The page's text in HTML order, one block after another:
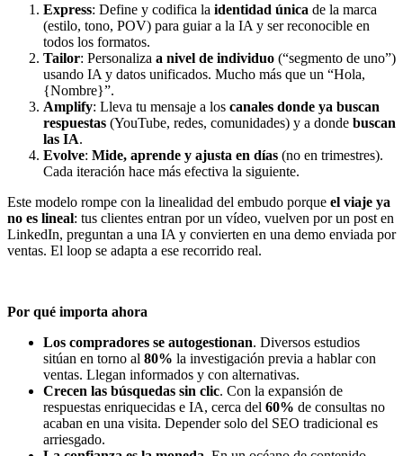
Express: Define y codifica la identidad única de la marca
(estilo, tono, POV) para guiar a la IA y ser reconocible en
todos los formatos.
Tailor: Personaliza a nivel de individuo (“segmento de uno”)
usando IA y datos unificados. Mucho más que un “Hola,
{Nombre}”.
Amplify: Lleva tu mensaje a los canales donde ya buscan
respuestas (YouTube, redes, comunidades) y a donde buscan
las IA.
Evolve: Mide, aprende y ajusta en días (no en trimestres).
Cada iteración hace más efectiva la siguiente.
Este modelo rompe con la linealidad del embudo porque el viaje ya
no es lineal: tus clientes entran por un vídeo, vuelven por un post en
LinkedIn, preguntan a una IA y convierten en una demo enviada por
ventas. El loop se adapta a ese recorrido real.
Por qué importa ahora
Los compradores se autogestionan. Diversos estudios
sitúan en torno al 80% la investigación previa a hablar con
ventas. Llegan informados y con alternativas.
Crecen las búsquedas sin clic. Con la expansión de
respuestas enriquecidas e IA, cerca del 60% de consultas no
acaban en una visita. Depender solo del SEO tradicional es
arriesgado.